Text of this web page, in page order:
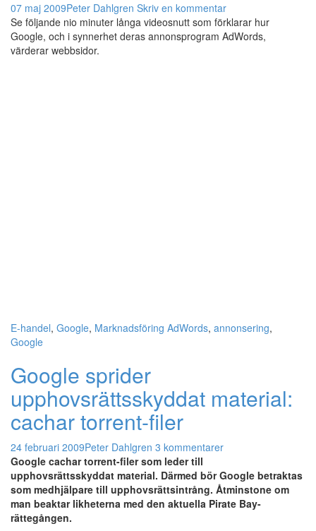
07 maj 2009Peter Dahlgren Skriv en kommentar
Se följande nio minuter långa videosnutt som förklarar hur
Google, och i synnerhet deras annonsprogram AdWords,
värderar webbsidor.
E-handel, Google, Marknadsföring AdWords, annonsering,
Google
Google sprider
upphovsrättsskyddat material:
cachar torrent-filer
24 februari 2009Peter Dahlgren 3 kommentarer
Google cachar torrent-filer som leder till
upphovsrättsskyddat material. Därmed bör Google betraktas
som medhjälpare till upphovsrättsintrång. Åtminstone om
man beaktar likheterna med den aktuella Pirate Bay-
rättegången.